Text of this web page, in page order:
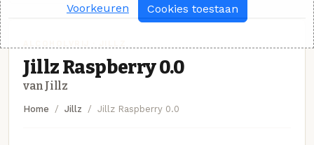
Jillz Raspberry 0.0
van Jillz
Home Jillz Jillz Raspberry 0.0
Voorkeuren Cookies toestaan